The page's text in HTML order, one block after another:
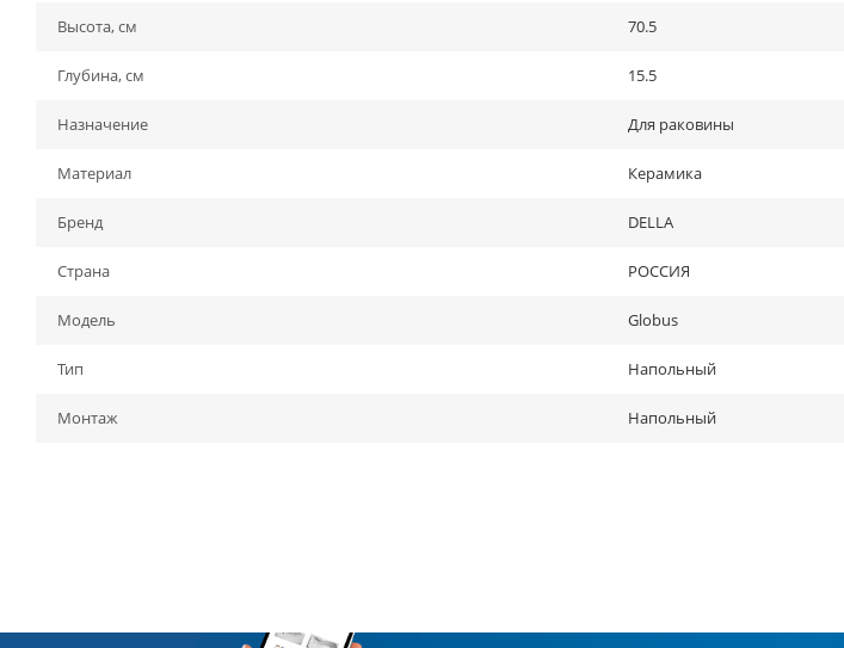
Высота, см 70.5
Глубина, см 15.5
Назначение Для раковины
Материал Керамика
Бренд DELLA
Страна РОССИЯ
Модель Globus
Тип Напольный
Монтаж Напольный